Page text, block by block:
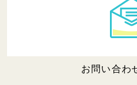
お問い合わ